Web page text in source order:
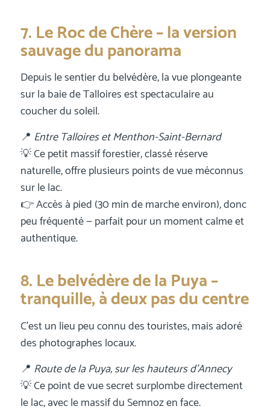
7. Le Roc de Chère – la version
sauvage du panorama
Depuis le sentier du belvédère, la vue plongeante
sur la baie de Talloires est spectaculaire au
coucher du soleil.
📍 Entre Talloires et Menthon-Saint-Bernard
💡 Ce petit massif forestier, classé réserve
naturelle, offre plusieurs points de vue méconnus
sur le lac.
👉 Accès à pied (30 min de marche environ), donc
peu fréquenté — parfait pour un moment calme et
authentique.
8. Le belvédère de la Puya –
tranquille, à deux pas du centre
C’est un lieu peu connu des touristes, mais adoré
des photographes locaux.
📍 Route de la Puya, sur les hauteurs d’Annecy
💡 Ce point de vue secret surplombe directement
le lac, avec le massif du Semnoz en face.